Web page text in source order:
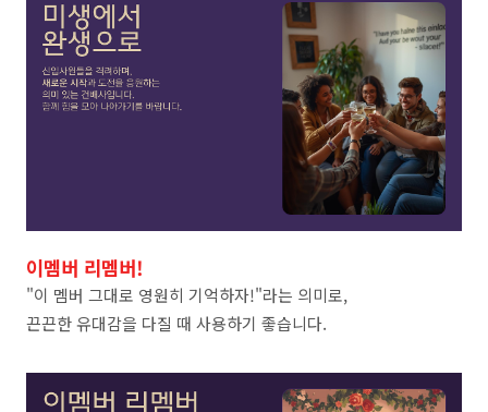
이멤버 리멤버!
"이 멤버 그대로 영원히 기억하자!"라는 의미로,
끈끈한 유대감을 다질 때 사용하기 좋습니다.